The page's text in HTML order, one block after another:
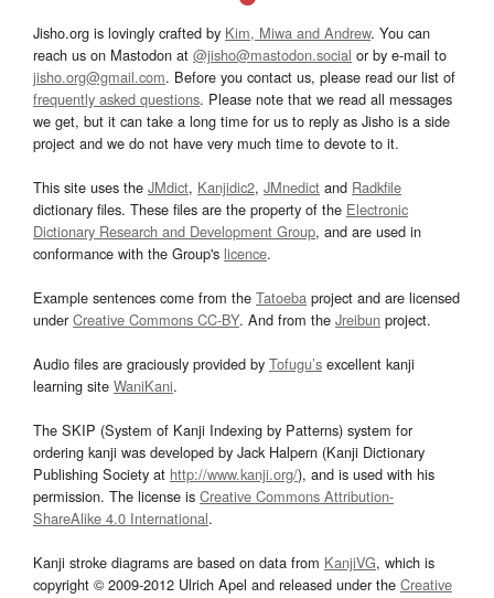
Jisho.org is lovingly crafted by Kim, Miwa and Andrew. You can
reach us on Mastodon at @jisho@mastodon.social or by e-mail to
jisho.org@gmail.com. Before you contact us, please read our list of
frequently asked questions. Please note that we read all messages
we get, but it can take a long time for us to reply as Jisho is a side
project and we do not have very much time to devote to it.
This site uses the JMdict, Kanjidic2, JMnedict and Radkfile
dictionary files. These files are the property of the Electronic
Dictionary Research and Development Group, and are used in
conformance with the Group's licence.
Example sentences come from the Tatoeba project and are licensed
underCreative Commons CC-BY. And from the Jreibun project.
Audio files are graciously provided by Tofugu’s excellent kanji
learning site WaniKani.
The SKIP (System of Kanji Indexing by Patterns) system for
ordering kanji was developed by Jack Halpern (Kanji Dictionary
Publishing Society at http://www.kanji.org/), and is used with his
permission. The license is Creative Commons Attribution-
ShareAlike 4.0 International.
Kanji stroke diagrams are based on data from KanjiVG, which is
copyright © 2009-2012 Ulrich Apel and released under the Creative